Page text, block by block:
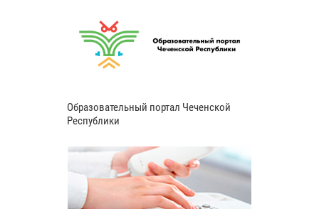
Образовательный портал Чеченской
Республики